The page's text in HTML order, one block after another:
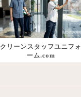
クリーンスタッフユニフォ
ーム.com